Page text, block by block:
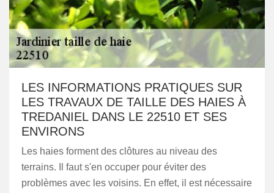
LES INFORMATIONS PRATIQUES SUR
LES TRAVAUX DE TAILLE DES HAIES À
TREDANIEL DANS LE 22510 ET SES
ENVIRONS
Les haies forment des clôtures au niveau des
terrains. Il faut s'en occuper pour éviter des
problèmes avec les voisins. En effet, il est nécessaire